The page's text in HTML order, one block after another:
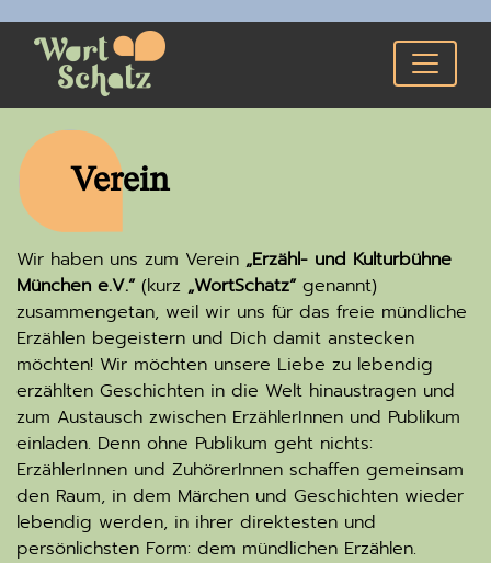
Verein
Wir haben uns zum Verein „Erzähl- und Kulturbühne
München e.V.”(kurz „WortSchatz”genannt)
zusammengetan, weil wir uns für das freie mündliche
Erzählen begeistern und Dich damit anstecken
möchten! Wir möchten unsere Liebe zu lebendig
erzählten Geschichten in die Welt hinaustragen und
zum Austausch zwischen ErzählerInnen und Publikum
einladen. Denn ohne Publikum geht nichts:
ErzählerInnen und ZuhörerInnen schaffen gemeinsam
den Raum, in dem Märchen und Geschichten wieder
lebendig werden, in ihrer direktesten und
persönlichsten Form: dem mündlichen Erzählen.